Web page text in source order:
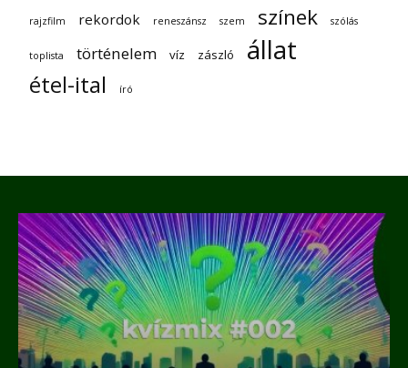
rajzfilm rekordok reneszánsz szem színek szólás
toplista történelem víz zászló állat
étel-ital író